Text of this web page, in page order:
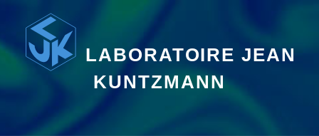
LABORATOIRE JEAN
KUNTZMANN